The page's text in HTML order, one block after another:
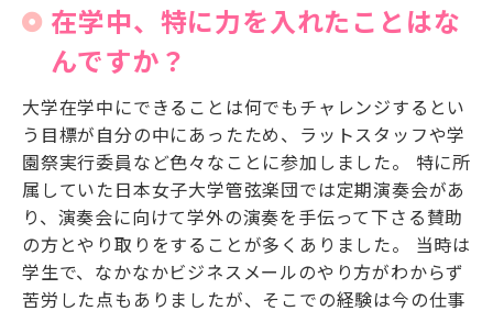
在学中、特に力を入れたことはな
んですか？
大学在学中にできることは何でもチャレンジするとい
う目標が自分の中にあったため、ラットスタッフや学
園祭実行委員など色々なことに参加しました。 特に所
属していた日本女子大学管弦楽団では定期演奏会があ
り、演奏会に向けて学外の演奏を手伝って下さる賛助
の方とやり取りをすることが多くありました。 当時は
学生で、なかなかビジネスメールのやり方がわからず
苦労した点もありましたが、そこでの経験は今の仕事